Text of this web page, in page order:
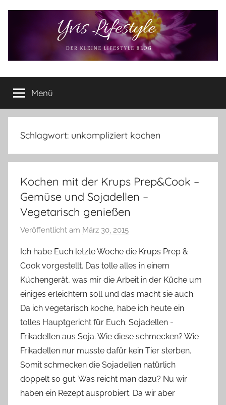
Yvis
Lifestyle
Lifestyle
Blog
–
Lifestyle,
Produkttests
vieles
mehr
Menü
Schlagwort: unkompliziert kochen
Kochen mit der Krups Prep&Cook –
Gemüse und Sojadellen –
Vegetarisch genießen
Veröffentlicht am März 30, 2015
n
Y
v
o
n
n
e
Ich habe Euch letzte Woche die Krups Prep &
Cook vorgestellt. Das tolle alles in einem
Küchengerät, was mir die Arbeit in der Küche um
einiges erleichtern soll und das macht sie auch.
Da ich vegetarisch koche, habe ich heute ein
tolles Hauptgericht für Euch. Sojadellen -
Frikadellen aus Soja. Wie diese schmecken? Wie
Frikadellen nur musste dafür kein Tier sterben.
Somit schmecken die Sojadellen natürlich
doppelt so gut. Was reicht man dazu? Nu wir
haben ein Rezept ausprobiert. Da wir aber